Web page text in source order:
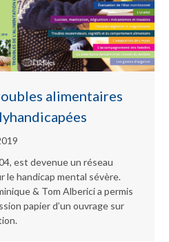
alimentaires
est devenue un réseau
le handicap mental sévère.
& Tom Alberici a permis
papier d’un ouvrage sur